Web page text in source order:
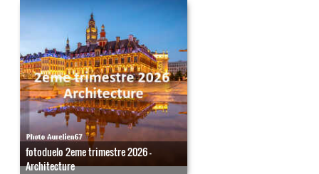
fotoduelo 2eme trimestre 2026 -
Architecture